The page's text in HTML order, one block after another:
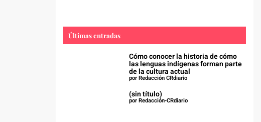
Últimas entradas
Cómo conocer la historia de cómo
las lenguas indígenas forman parte
de la cultura actual
por Redacción CRdiario
(sin título)
por Redacción-CRdiario